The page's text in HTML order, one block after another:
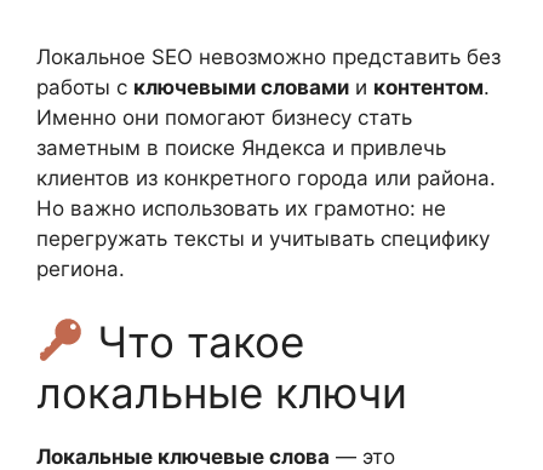
Локальное SEO невозможно представить без
работы с ключевыми словами и контентом.
Именно они помогают бизнесу стать
заметным в поиске Яндекса и привлечь
клиентов из конкретного города или района.
Но важно использовать их грамотно: не
перегружать тексты и учитывать специфику
региона.
Что такое
локальные ключи
Локальные ключевые слова — это